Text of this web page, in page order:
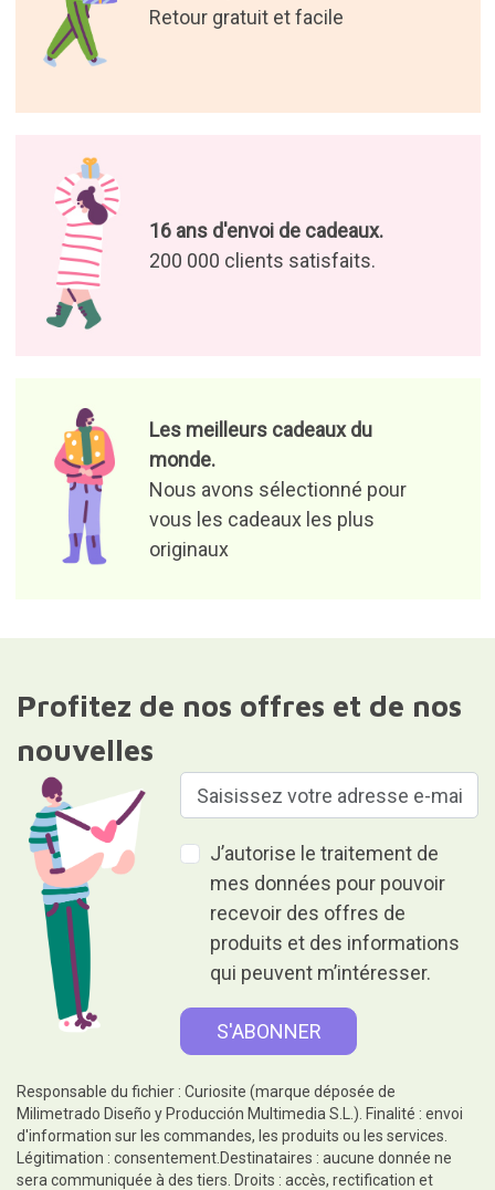
Retour gratuit et facile
16 ans d'envoi de cadeaux.
200 000 clients satisfaits.
Les meilleurs cadeaux du
monde.
Nous avons sélectionné pour
vous les cadeaux les plus
originaux
Profitez de nos offres et de nos
nouvelles
J’autorise le traitement de
mes données pour pouvoir
recevoir des offres de
produits et des informations
qui peuvent m’intéresser.
Responsable du fichier : Curiosite (marque déposée de
Milimetrado Diseño y Producción Multimedia S.L.). Finalité : envoi
d'information sur les commandes, les produits ou les services.
Légitimation : consentement.Destinataires : aucune donnée ne
sera communiquée à des tiers. Droits : accès, rectification et